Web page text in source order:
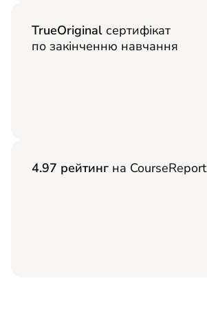
TrueOriginal сертифікат
по закінченню навчання
4.97 рейтинг на CourseReport